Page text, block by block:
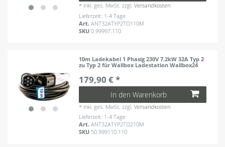
* inkl. ges. MwSt. zzgl.Versandkosten
Lieferzeit: 1-4 Tage
Art.ANT32ATYP2TO110M
SKU0.99997.110
10m Ladekabel 1 Phasig 230V 7.2kW 32A Typ 2
zu Typ 2 für Wallbox Ladestation Wallbox24
179,90 € *
In den Warenkorb
* inkl. ges. MwSt. zzgl.Versandkosten
Lieferzeit: 1-4 Tage
Art.ANT32ATYP2TO210M
SKU 50.999110.110